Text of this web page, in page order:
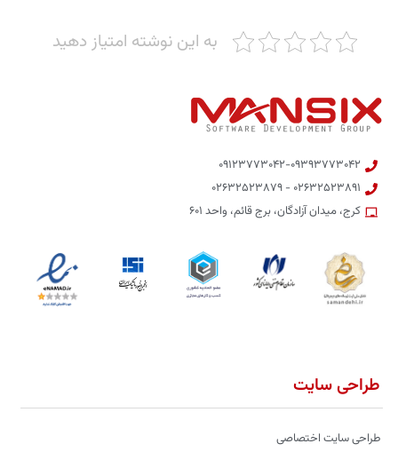
به این نوشته امتیاز دهید
۰۹۱۲۳۷۷۳۰۴۲-۰۹۳۹۳۷۷۳۰۴۲
۰۲۶۳۲۵۲۳۸۹۱ - ۰۲۶۳۲۵۲۳۸۷۹
کرج، میدان آزادگان، برج قائم، واحد ۶۰۱
طراحی سایت
طراحی سایت اختصاصی